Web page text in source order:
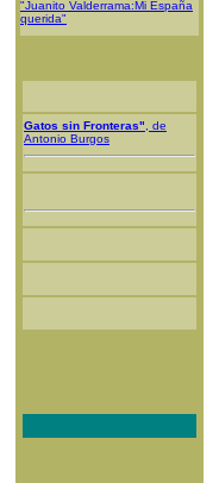
"Juanito Valderrama:Mi España
querida"
Gatos sin Fronteras" , de
Antonio Burgos